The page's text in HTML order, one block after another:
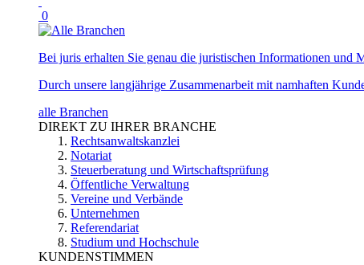
0
Bei juris erhalten Sie genau die juristischen Informationen und
Durch unsere langjährige Zusammenarbeit mit namhaften
alle Branchen
DIREKT ZU IHRER BRANCHE
Rechtsanwaltskanzlei
Notariat
Steuerberatung und Wirtschaftsprüfung
Öffentliche Verwaltung
Vereine und Verbände
Unternehmen
Referendariat
Studium und Hochschule
KUNDENSTIMMEN